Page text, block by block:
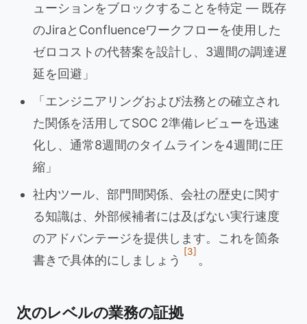
ューションをブロックすることを特定 — 既存
のJiraとConfluenceワークフローを使用した
ゼロコストの代替案を設計し、3週間の調達遅
延を回避」
「エンジニアリングおよび法務との確立され
た関係を活用してSOC 2準備レビューを迅速
化し、通常8週間のタイムラインを4週間に圧
縮」
社内ツール、部門間関係、会社の歴史に関す
る知識は、外部候補者には及ばない実行速度
のアドバンテージを提供します。これを箇条
書きで具体的にしましょう
[3]
。
次のレベルの業務の証拠